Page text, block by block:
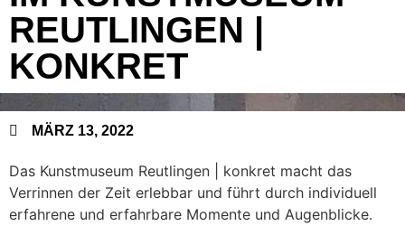
REUTLINGEN |
KONKRET
MÄRZ 13, 2022
Das Kunstmuseum Reutlingen | konkret macht das
Verrinnen der Zeit erlebbar und führt durch individuell
erfahrene und erfahrbare Momente und Augenblicke.